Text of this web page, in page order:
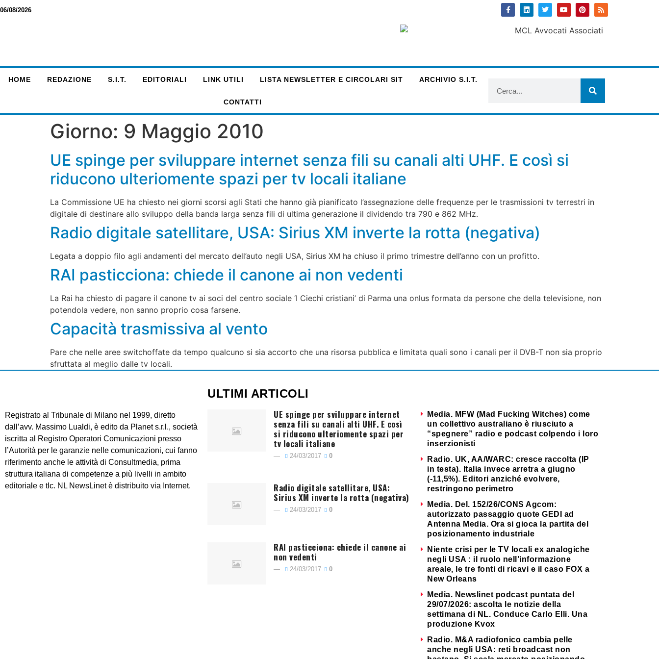
06/08/2026
HOME REDAZIONE S.I.T. EDITORIALI LINK UTILI LISTA NEWSLETTER E CIRCOLARI SIT ARCHIVIO S.I.T.
CONTATTI
Giorno: 9 Maggio 2010
UE spinge per sviluppare internet senza fili su canali alti UHF. E così si
riducono ulteriomente spazi per tv locali italiane
La Commissione UE ha chiesto nei giorni scorsi agli Stati che hanno già pianificato l’assegnazione delle frequenze per le trasmissioni tv terrestri in
digitale di destinare allo sviluppo della banda larga senza fili di ultima generazione il dividendo tra 790 e 862 MHz.
Radio digitale satellitare, USA: Sirius XM inverte la rotta (negativa)
Legata a doppio filo agli andamenti del mercato dell’auto negli USA, Sirius XM ha chiuso il primo trimestre dell’anno con un profitto.
RAI pasticciona: chiede il canone ai non vedenti
La Rai ha chiesto di pagare il canone tv ai soci del centro sociale ‘I Ciechi cristiani’ di Parma una onlus formata da persone che della televisione, non
potendola vedere, non sanno proprio cosa farsene.
Capacità trasmissiva al vento
Pare che nelle aree switchoffate da tempo qualcuno si sia accorto che una risorsa pubblica e limitata quali sono i canali per il DVB-T non sia proprio
sfruttata al meglio dalle tv locali.
Registrato al Tribunale di Milano nel 1999, diretto
dall’avv. Massimo Lualdi, è edito da Planet s.r.l., società
iscritta al Registro Operatori Comunicazioni presso
l’Autorità per le garanzie nelle comunicazioni, cui fanno
riferimento anche le attività di Consultmedia, prima
struttura italiana di competenze a più livelli in ambito
editoriale e tlc. NL NewsLinet è distribuito via Internet.
ULTIMI ARTICOLI
UE spinge per sviluppare internet
senza fili su canali alti UHF. E così
si riducono ulteriomente spazi per
tv locali italiane
24/03/2017 0
Radio digitale satellitare, USA:
Sirius XM inverte la rotta (negativa)
24/03/2017 0
RAI pasticciona: chiede il canone ai
non vedenti
24/03/2017 0
Media. MFW (Mad Fucking Witches) come
un collettivo australiano è riusciuto a
“spegnere” radio e podcast colpendo i loro
inserzionisti
Radio. UK, AA/WARC: cresce raccolta (IP
in testa). Italia invece arretra a giugno
(-11,5%). Editori anziché evolvere,
restringono perimetro
Media. Del. 152/26/CONS Agcom:
autorizzato passaggio quote GEDI ad
Antenna Media. Ora si gioca la partita del
posizionamento industriale
Niente crisi per le TV locali ex analogiche
negli USA : il ruolo nell’informazione
areale, le tre fonti di ricavi e il caso FOX a
New Orleans
Media. Newslinet podcast puntata del
29/07/2026: ascolta le notizie della
settimana di NL. Conduce Carlo Elli. Una
produzione Kvox
Radio. M&A radiofonico cambia pelle
anche negli USA: reti broadcast non